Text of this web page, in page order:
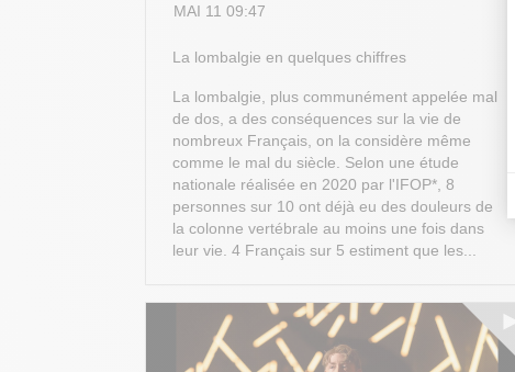
MAI 11 09:47
La lombalgie en quelques chiffres
La lombalgie, plus communément appelée mal
de dos, a des conséquences sur la vie de
nombreux Français, on la considère même
comme le mal du siècle. Selon une étude
nationale réalisée en 2020 par l'IFOP*, 8
personnes sur 10 ont déjà eu des douleurs de
la colonne vertébrale au moins une fois dans
leur vie. 4 Français sur 5 estiment que les...